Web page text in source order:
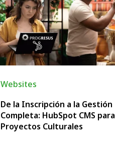
Websites
De la Inscripción a la Gestión
Completa: HubSpot CMS para
Proyectos Culturales